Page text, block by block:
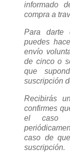
informado
compra a
Para darte
puedes
envío
de cinco o
que
suscripción
Recibirás
confirmes
el caso
caso de
suscripción.